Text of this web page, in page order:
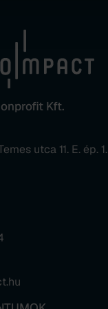
Kft.
utca 11. E. ép. 1.